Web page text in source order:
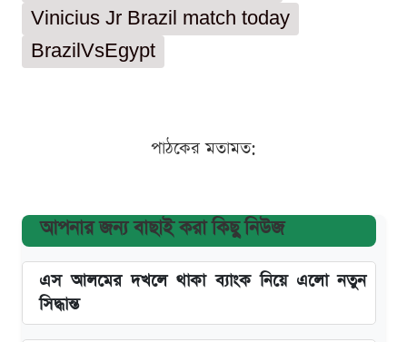
Vinicius Jr Brazil match today
BrazilVsEgypt
পাঠকের মতামত:
আপনার জন্য বাছাই করা কিছু নিউজ
এস আলমের দখলে থাকা ব্যাংক নিয়ে এলো নতুন
সিদ্ধান্ত